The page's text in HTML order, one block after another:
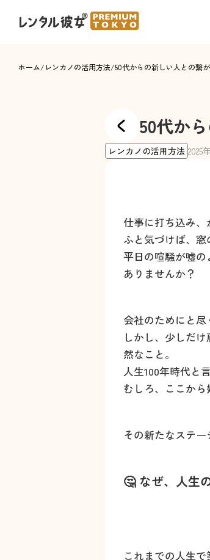
ホーム/レンカノの活用方法/50代からの新しい人との繋
50代か
レンカノの活用方法 2025年
仕事に打ち込み、
ふと気づけば、
平日の喧騒が嘘
ありませんか？
会社のためにと尽
しかし、少しだ
然なこと。
人生100年時代と
むしろ、ここから
その新たなステ
🤔 なぜ、人生
これまでの人生